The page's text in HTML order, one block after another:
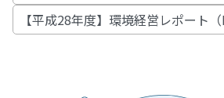
【平成28年度】環境経営レポート（